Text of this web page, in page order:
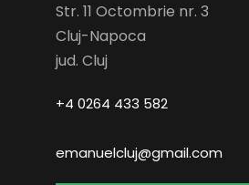
Str. 11 Octombrie nr. 3
Cluj-Napoca
jud. Cluj
+4 0264 433 582
emanuelcluj@gmail.com